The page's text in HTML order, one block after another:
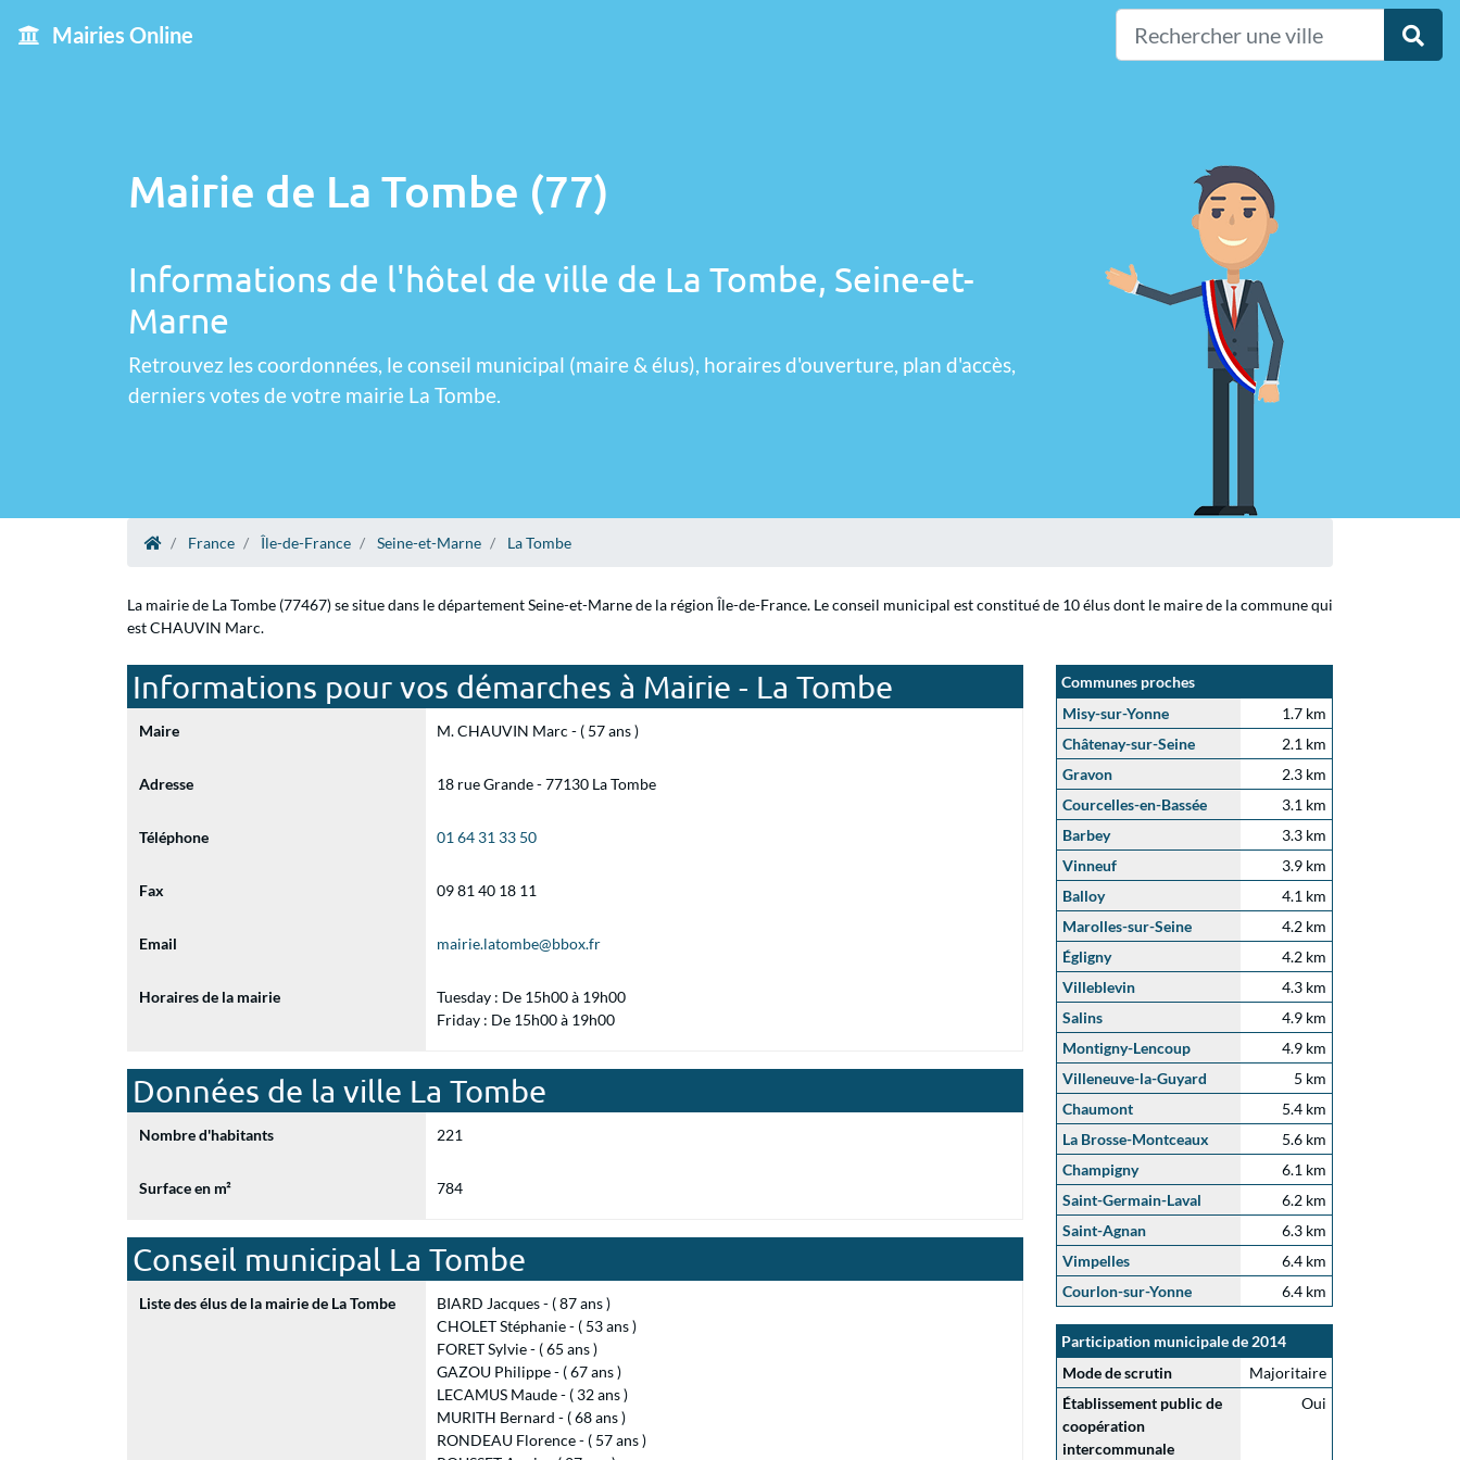
Mairies Online
Mairie de La Tombe (77)
Informations de l'hôtel de ville de La Tombe, Seine-et-
Marne
Retrouvez les coordonnées, le conseil municipal (maire & élus), horaires d'ouverture, plan d'accès,
derniers votes de votre mairie La Tombe.
France Île-de-France Seine-et-Marne La Tombe
La mairie de La Tombe (77467) se situe dans le département Seine-et-Marne de la région Île-de-France. Le conseil municipal est constitué de 10 élus dont le maire de la commune qui
est CHAUVIN Marc.
Informations pour vos démarches à Mairie - La Tombe
Maire M. CHAUVIN Marc - ( 57 ans )
Adresse 18 rue Grande - 77130 La Tombe
Téléphone 01 64 31 33 50
Fax 09 81 40 18 11
Email mairie.latombe@bbox.fr
Horaires de la mairie
Tuesday : De 15h00 à 19h00
Friday : De 15h00 à 19h00
Données de la ville La Tombe
Nombre d'habitants 221
Surface en m² 784
Conseil municipal La Tombe
Liste des élus de la mairie de La Tombe
BIARD Jacques - ( 87 ans )
CHOLET Stéphanie - ( 53 ans )
FORET Sylvie - ( 65 ans )
GAZOU Philippe - ( 67 ans )
LECAMUS Maude - ( 32 ans )
MURITH Bernard - ( 68 ans )
RONDEAU Florence - ( 57 ans )
Communes proches
Misy-sur-Yonne
1.7 km
Châtenay-sur-Seine
2.1 km
Gravon
2.3 km
Courcelles-en-Bassée
3.1 km
Barbey
3.3 km
Vinneuf
3.9 km
Balloy
4.1 km
Marolles-sur-Seine
4.2 km
Égligny
4.2 km
Villeblevin
4.3 km
Salins
4.9 km
Montigny-Lencoup
4.9 km
Villeneuve-la-Guyard
5 km
Chaumont
5.4 km
La Brosse-Montceaux
5.6 km
Champigny
6.1 km
Saint-Germain-Laval
6.2 km
Saint-Agnan
6.3 km
Vimpelles
6.4 km
Courlon-sur-Yonne
6.4 km
Participation municipale de 2014
Mode de scrutin
Majoritaire
Établissement public de
coopération
intercommunale
Oui